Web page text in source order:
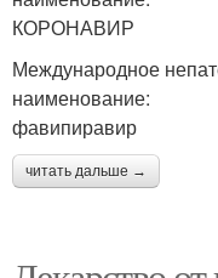
КОРОНАВИР
Международное
наименование:
фавипиравир
читать дальше →